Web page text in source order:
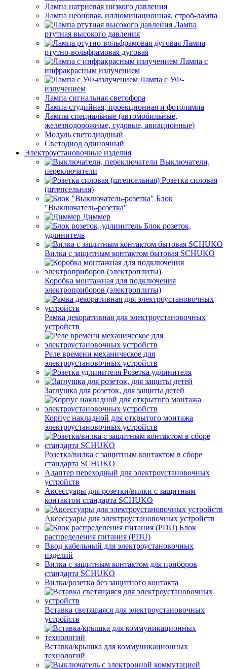
Лампа натриевая низкого давления
Лампа неоновая, иллюминационная, строб-лампа
Лампа
ртутная высокого давления
Лампа
ртутно-вольфрамовая дуговая
Лампа с
инфракрасным излучением
Лампа с УФ-
излучением
Лампа сигнальная светофора
Лампа студийная, проекционная и фотолампа
Лампы специальные (автомобильные,
железнодорожные, судовые, авиационные)
Модуль светодиодный
Светодиод одиночный
Электроустановочные изделия
Выключатели,
переключатели
Розетка силовая
(штепсельная)
Блок
"Выключатель-розетка"
Диммер
Блок розеток,
удлинитель
Вилка с защитным контактом бытовая SCHUKO
Коробка монтажная для подключения
электроприборов (электроплиты)
Рамка декоративная для электроустановочных
устройств
Реле времени механическое для
электроустановочных устройств
Розетка удлинителя
Заглушка для розеток, для защиты детей
Корпус накладной для открытого монтажа
электроустановочных устройств
Розетка/вилка с защитным контактом в сборе
стандарта SCHUKO
Адаптер переходный для электроустановочных
устройств
Аксессуары для розетки/вилки с защитным
контактом стандарта SCHUKO
Аксессуары для электроустановочных устройств
Блок
распределения питания (PDU)
Ввод кабельный для электроустановочных
изделий
Вилка с защитным контактом для приборов
стандарта SCHUKO
Вилка/розетка без защитного контакта
Вставка светящаяся для электроустановочных
устройств
Вставка/крышка для коммуникационных
технологий